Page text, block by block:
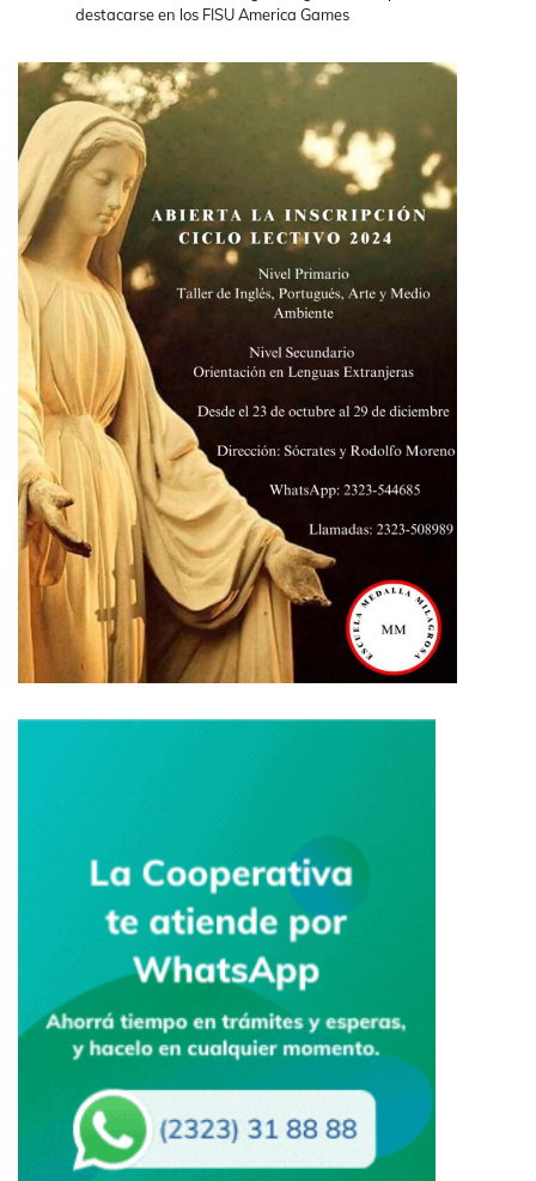
destacarse en los FISU America Games